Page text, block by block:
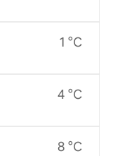
1 °C
4 °C
8 °C